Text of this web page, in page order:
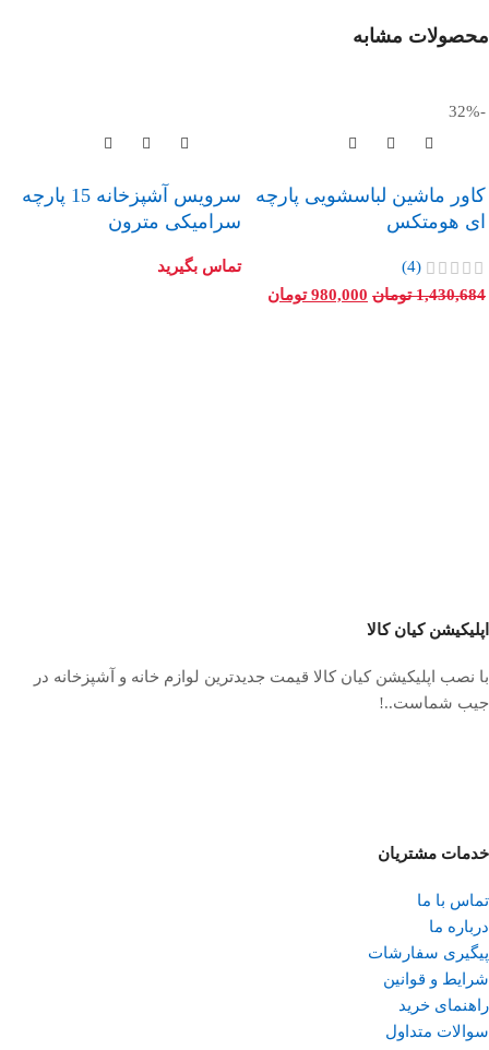
محصولات مشابه
-32%
کاور ماشین لباسشویی پارچه
ای هومتکس
(4)
1,430,684 تومان 980,000 تومان
سرويس آشپزخانه 15 پارچه
سرامیکی مترون
تماس بگیرید
اپلیکیشن کیان کالا
با نصب اپلیکیشن کیان کالا قیمت جدیدترین لوازم خانه و آشپزخانه در
جیب شماست..!
خدمات مشتریان
تماس با ما
درباره ما
پیگیری سفارشات
شرایط و قوانین
راهنمای خرید
سوالات متداول